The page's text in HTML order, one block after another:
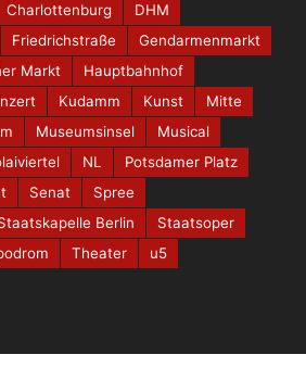
Charlottenburg
DHM
Friedrichstraße
Gendarmenmarkt
Markt
Hauptbahnhof
Kudamm Kunst
Mitte
Museumsinsel
Musical
NL
Potsdamer Platz
Senat
Spree
Berlin
Staatsoper
Theater
u5